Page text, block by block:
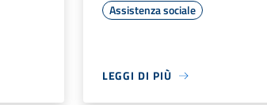
Assistenza sociale
LEGGI DI PIÙ